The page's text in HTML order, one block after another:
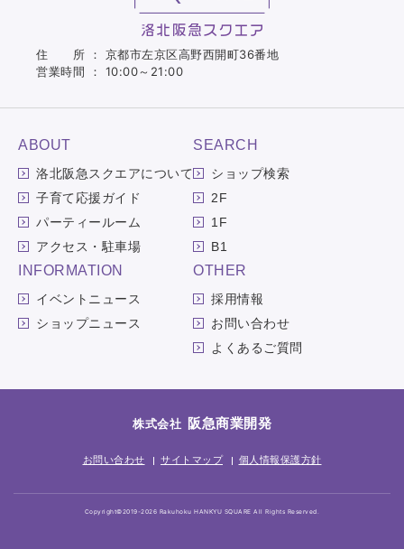
住 所 ： 京都市左京区高野西開町36番地
営業時間 ： 10:00～21:00
ABOUT
洛北阪急スクエアについて
子育て応援ガイド
パーティールーム
アクセス・駐車場
SEARCH
ショップ検索
2F
1F
B1
INFORMATION
イベントニュース
ショップニュース
OTHER
採用情報
お問い合わせ
よくあるご質問
株式会社 阪急商業開発
お問い合わせ サイトマップ 個人情報保護方針
Copyright©2019-2026 Rakuhoku HANKYU SQUARE All Rights Reserved.